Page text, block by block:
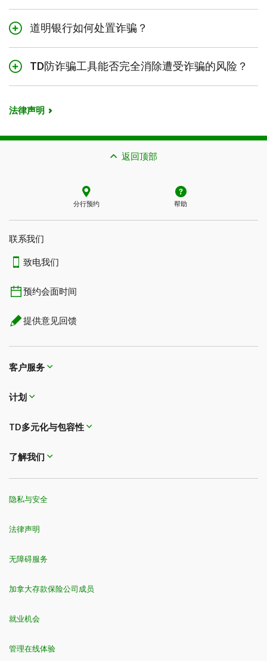
请勿在他人的设备上使用自己的密码。
名字、生日或者很容易被猜到的连续数字或字母组合作
您的手机发送短信来确认是您本人。
了解保护您的在线数据的方式
通过电话提供个人或账户信息（比如银行账号或密
码）。
转账或在调查过程中“保守秘密”。
了解如何识别诈骗
最安全的支付方式是使用您的TD信用卡或TD借记卡，并且
仅在安全网站上使用。
网上购物时，需要注意的事项如下：
如果有些事看起来好到令人难以置信，那很可能就是骗
购物时，事先对其进行调查。
站。
了解保护您的在线数据的方式
道明银行如何处置诈骗？
即使您的TD账户中的资金由于并非您发起的TD网上或移动
交易而被取出，只要您履行了自己的安全责任，TD将负责
TD防诈骗工具能否完全消除遭受诈骗的风险？
TD防诈骗工具可以通过为您的TD账户提供以下的额外安全
确认登录账户的是您本人。
使用您的生物识别ID或登录凭证，在TD
在您的手机上设置TD App以通过面部、指纹
或眼部扫描来识别您的身份，这样您就无需再输入密码
了。
TD欺诈提醒：
在可疑活动时，我们将立即发送推送通知、电子邮件和短
自动存款：您通过Interac e-Transfer®电子转账收到的资金
法律声明
返回顶部
分行预约 帮助
联系我们​​​​​​​
致电我们
预约会面时间
提供意见回馈
客户服务
计划
TD多元化与包容性
了解我们
隐私与安全
法律声明
无障碍服务
加拿大存款保险公司成员
就业机会
管理在线体验